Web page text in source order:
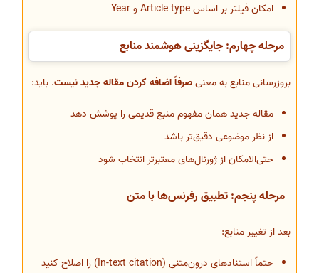
امکان فیلتر بر اساس Article type و Year
مرحله چهارم: جایگزینی هوشمند منابع
بروزرسانی منابع به معنیصرفاً اضافه کردن مقاله جدید نیست. باید:
مقاله جدید همان مفهوم منبع قدیمی را پوشش دهد
از نظر موضوعی دقیق‌تر باشد
حتی‌الامکان از ژورنال‌های معتبرتر انتخاب شود
مرحله پنجم: تطبیق رفرنس‌ها با متن
بعد از تغییر منابع:
حتماً استنادهای درون‌متنی (In-text citation) را اصلاح کنید